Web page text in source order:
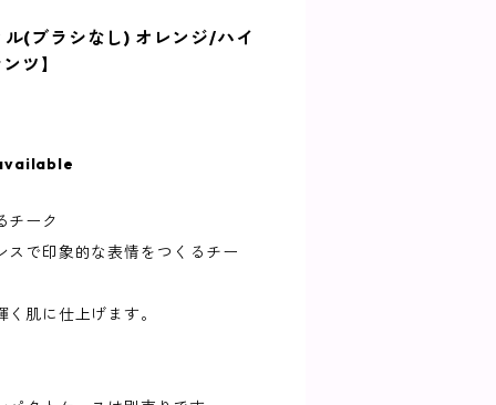
(ブラシなし) オレンジ/ハイ
ンツ】
チーク
スで印象的な表情をつくるチー
肌に仕上げます。